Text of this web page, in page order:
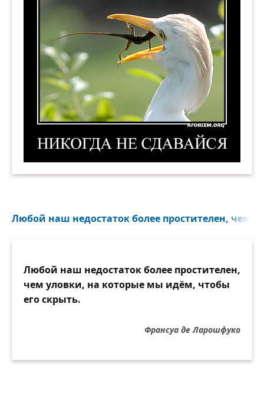
Любой наш недостаток более простителен, чем
Любой наш недостаток более простителен,
чем уловки, на которые мы идём, чтобы
его скрыть.
Франсуа де Ларошфуко